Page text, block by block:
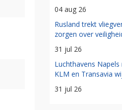
04 aug 26
Rusland trekt
zorgen over
31 jul 26
Luchthavens
KLM en Transavia
31 jul 26